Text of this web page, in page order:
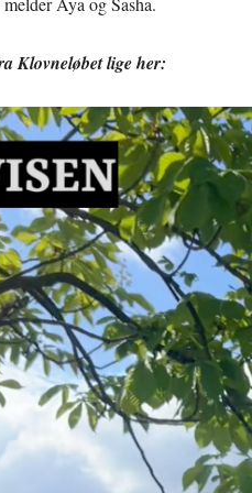
Klovneløbet lige her: